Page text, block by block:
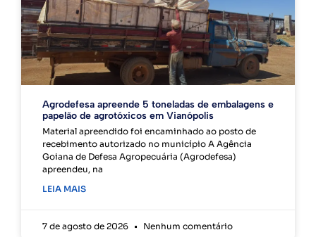
Agrodefesa apreende 5 toneladas de embalagens e
papelão de agrotóxicos em Vianópolis
Material apreendido foi encaminhado ao posto de
recebimento autorizado no município A Agência
Goiana de Defesa Agropecuária (Agrodefesa)
apreendeu, na
LEIA MAIS
7 de agosto de 2026 Nenhum comentário